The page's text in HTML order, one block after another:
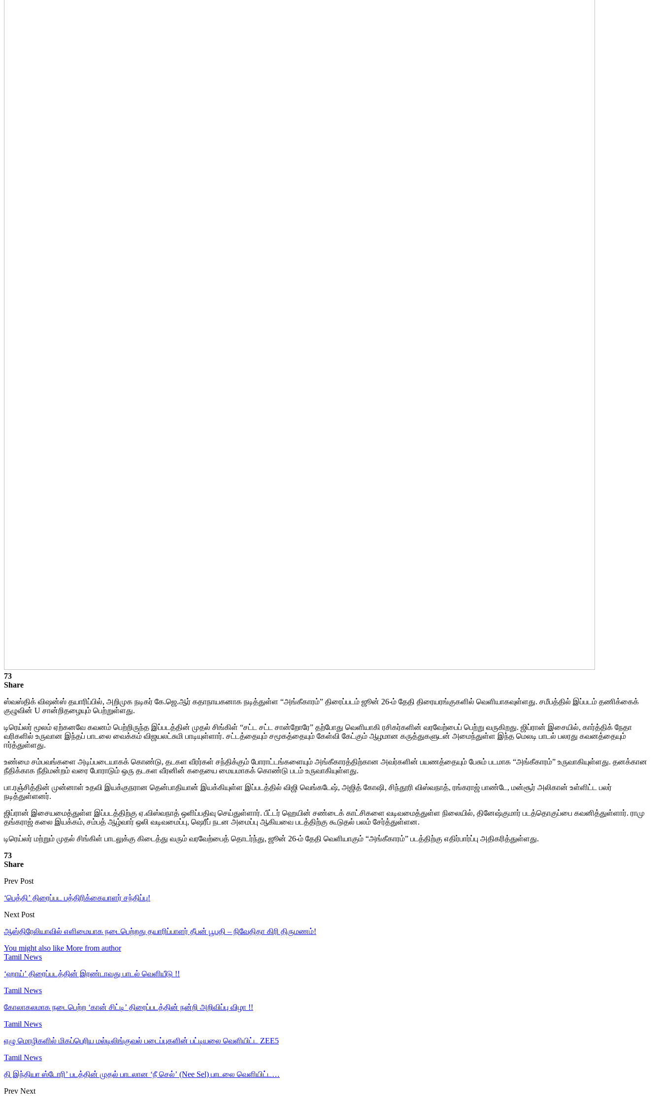
73
Share
ஸ்வஸ்திக் விஷன்ஸ் தயாரிப்பில், அறிமுக நடிகர் கே.ஜெ.ஆர் கதாநாயகனாக நடித்துள்ள “அங்கீகாரம்” திரைப்படம் ஜூன் 26-ம் தேதி திரையரங்குகளில் வெளியாகவுள்ளது. சமீபத்தில் இப்படம் தணிக்கைக்
குழுவின் U சான்றிதழையும் பெற்றுள்ளது.
டிரெய்லர் மூலம் ஏற்கனவே கவனம் பெற்றிருந்த இப்படத்தின் முதல் சிங்கிள் “சட்ட சட்ட சான்றோரே” தற்போது வெளியாகி ரசிகர்களின் வரவேற்பைப் பெற்று வருகிறது. ஜிப்ரான் இசையில், கார்த்திக் நேதா
வரிகளில் உருவான இந்தப் பாடலை வைக்கம் விஜயலட்சுமி பாடியுள்ளார். சட்டத்தையும் சமூகத்தையும் கேள்வி கேட்கும் ஆழமான கருத்துகளுடன் அமைந்துள்ள இந்த மெலடி பாடல் பலரது கவனத்தையும்
ஈர்த்துள்ளது.
உண்மை சம்பவங்களை அடிப்படையாகக் கொண்டு, தடகள வீரர்கள் சந்திக்கும் போராட்டங்களையும் அங்கீகாரத்திற்கான அவர்களின் பயணத்தையும் பேசும் படமாக “அங்கீகாரம்” உருவாகியுள்ளது. தனக்கான
நீதிக்காக நீதிமன்றம் வரை போராடும் ஒரு தடகள வீரனின் கதையை மையமாகக் கொண்டு படம் உருவாகியுள்ளது.
பா.ரஞ்சித்தின் முன்னாள் உதவி இயக்குநரான தென்பாதியான் இயக்கியுள்ள இப்படத்தில் விஜி வெங்கடேஷ், அஜித் கோஷி, சிந்தூரி விஸ்வநாத், ரங்கராஜ் பாண்டே, மன்சூர் அலிகான் உள்ளிட்ட பலர்
நடித்துள்ளனர்.
ஜிப்ரான் இசையமைத்துள்ள இப்படத்திற்கு ஏ.விஸ்வநாத் ஒளிப்பதிவு செய்துள்ளார். பீட்டர் ஹெயின் சண்டைக் காட்சிகளை வடிவமைத்துள்ள நிலையில், தினேஷ்குமார் படத்தொகுப்பை கவனித்துள்ளார். ராமு
தங்கராஜ் கலை இயக்கம், சம்பத் ஆழ்வார் ஒலி வடிவமைப்பு, ஷெரீப் நடன அமைப்பு ஆகியவை படத்திற்கு கூடுதல் பலம் சேர்த்துள்ளன.
டிரெய்லர் மற்றும் முதல் சிங்கிள் பாடலுக்கு கிடைத்து வரும் வரவேற்பைத் தொடர்ந்து, ஜூன் 26-ம் தேதி வெளியாகும் “அங்கீகாரம்” படத்திற்கு எதிர்பார்ப்பு அதிகரித்துள்ளது.
73
Share
Prev Post
‘பெத்தி’ திரைப்பட பத்திரிக்கையாளர் சந்திப்பு!
Next Post
ஆஸ்திரேலியாவில் எளிமையாக நடைபெற்றது தயாரிப்பாளர் தீபன் பூபதி – நிவேதிதா கிரி திருமணம்!
You might also like More from author
Tamil News
‘ஹாய்’ திரைப்படத்தின் இரண்டாவது பாடல் வெளியீடு !!
Tamil News
கோலாகலமாக நடைபெற்ற ‘கான் சிட்டி’ திரைப்படத்தின் நன்றி அறிவிப்பு விழா !!
Tamil News
ஏழு மொழிகளில் மிகப்பெரிய மல்டிலிங்குவல் படைப்புகளின் பட்டியலை வெளியிட்ட ZEE5
Tamil News
தி இந்தியா ஸ்டோரி’ படத்தின் முதல் பாடலான ‘நீ செல்’ (Nee Sel) பாடலை வெளியிட்ட…
Prev Next